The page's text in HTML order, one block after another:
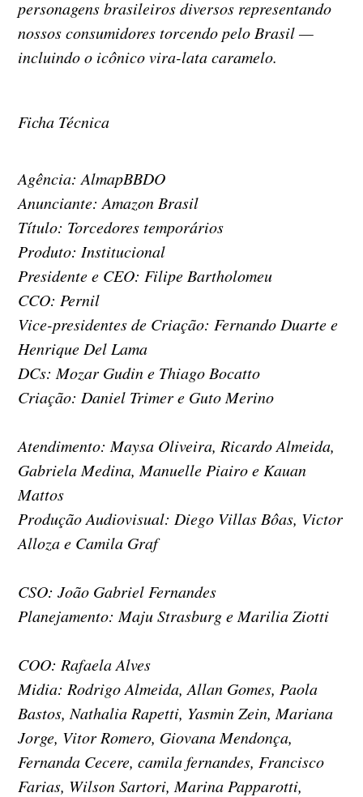
personagens brasileiros diversos representando
nossos consumidores torcendo pelo Brasil —
incluindo o icônico vira-lata caramelo.
Ficha Técnica
Agência: AlmapBBDO
Anunciante: Amazon Brasil
Título: Torcedores temporários
Produto: Institucional
Presidente e CEO: Filipe Bartholomeu
CCO: Pernil
Vice-presidentes de Criação: Fernando Duarte e
Henrique Del Lama
DCs: Mozar Gudin e Thiago Bocatto
Criação: Daniel Trimer e Guto Merino
Atendimento: Maysa Oliveira, Ricardo Almeida,
Gabriela Medina, Manuelle Piairo e Kauan
Mattos
Produção Audiovisual: Diego Villas Bôas, Victor
Alloza e Camila Graf
CSO: João Gabriel Fernandes
Planejamento: Maju Strasburg e Marilia Ziotti
COO: Rafaela Alves
Midia: Rodrigo Almeida, Allan Gomes, Paola
Bastos, Nathalia Rapetti, Yasmin Zein, Mariana
Jorge, Vitor Romero, Giovana Mendonça,
Fernanda Cecere, camila fernandes, Francisco
Farias, Wilson Sartori, Marina Papparotti,